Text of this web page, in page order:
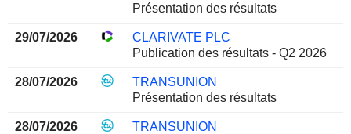
Présentation des résultats
29/07/2026
CLARIVATE PLC
Publication des résultats - Q2 2026
28/07/2026
TRANSUNION
Présentation des résultats
28/07/2026
TRANSUNION